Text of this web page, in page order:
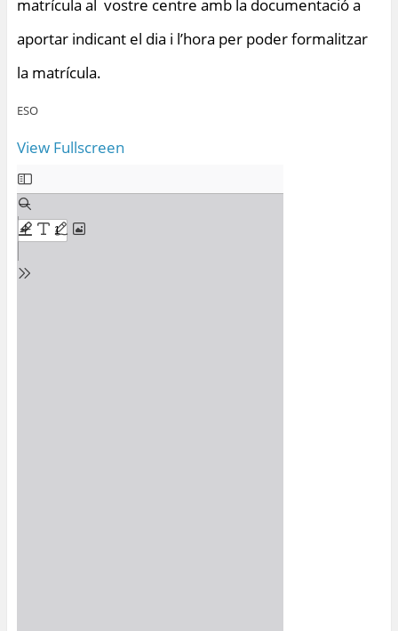
matrícula al vostre centre amb la documentació a
aportar indicant el dia i l’hora per poder formalitzar
la matrícula.
ESO
View Fullscreen